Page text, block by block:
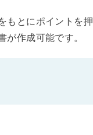
もとにポイントを
が作成可能です。